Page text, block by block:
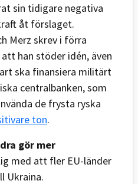
sin tidigare negativa
åt förslaget.
Merz skrev i förra
att han stöder idén, även
ska finansiera militärt
centralbanken, som
de frysta ryska
ton.
gör mer
med att fler EU-länder
Ukraina.